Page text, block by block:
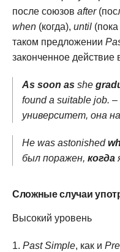
после союзов after
when (когда), until
таком предложении
законченное
As soon as she
found a suitable job. –
университет, она
He was astonished
был поражен, когда
Сложные случаи
Высокий уровень
Past Simple, как и